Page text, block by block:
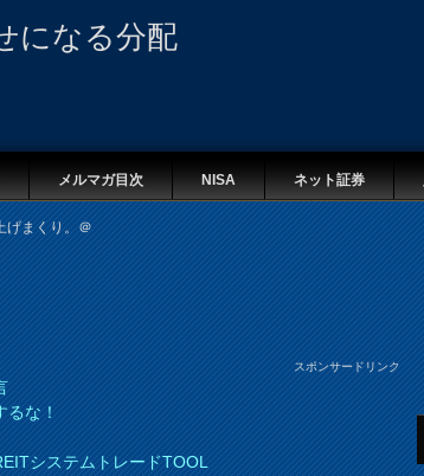
になる分配
メルマガ目次 NISA ネット証券
げまくり。＠
スポンサードリンク
るな！
システムトレードTOOL